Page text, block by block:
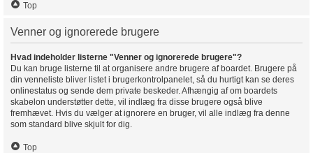
Top
Venner og ignorerede brugere
Hvad indeholder listerne "Venner og ignorerede brugere"?
Du kan bruge listerne til at organisere andre brugere af boardet. Brugere på
din venneliste bliver listet i brugerkontrolpanelet, så du hurtigt kan se deres
onlinestatus og sende dem private beskeder. Afhængig af om boardets
skabelon understøtter dette, vil indlæg fra disse brugere også blive
fremhævet. Hvis du vælger at ignorere en bruger, vil alle indlæg fra denne
som standard blive skjult for dig.
Top